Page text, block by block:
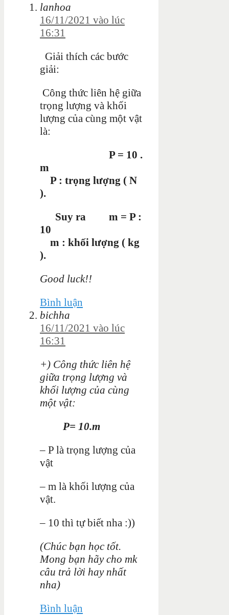
lanhoa
16/11/2021 vào lúc
16:31
Giải thích các bước
giải:
Công thức liên hệ giữa
trọng lượng và khối
lượng của cùng một vật
là:
P = 10 .
m
P : trọng lượng ( N
).
Suy ra m = P :
10
m : khối lượng ( kg
).
Good luck!!
Bình luận
bichha
16/11/2021 vào lúc
16:31
+) Công thức liên hệ
giữa trọng lượng và
khối lượng của cùng
một vật:
P= 10.m
– P là trọng lượng của
vật
– m là khối lượng của
vật.
– 10 thì tự biết nha :))
(Chúc bạn học tốt.
Mong bạn hãy cho mk
câu trả lời hay nhất
nha)
Bình luận